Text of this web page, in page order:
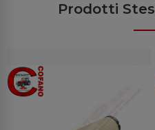
Prodotti